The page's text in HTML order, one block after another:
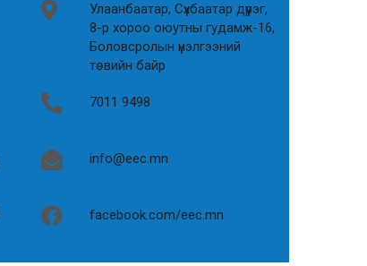
Улаанбаатар, Сүхбаатар дүүрэг,
8-р хороо оюутны гудамж-16,
Боловсролын үнэлгээний
төвийн байр
7011 9498
info@eec.mn
facebook.com/eec.mn